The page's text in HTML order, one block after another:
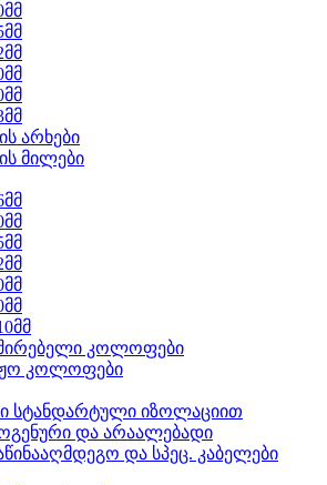
არხები
მილები
კოლოფები
კოლოფები
სტანდარტული იზოლაციით
და არაალებადი
და სპეც. კაბელები